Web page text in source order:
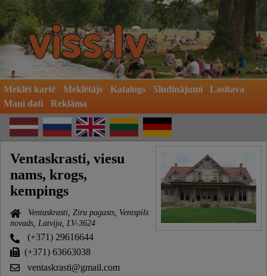
Meklēt kartē Meklētājs Katalogs Sludinājumi
Lasītava
Mani dati
Reklāma
Ventaskrasti, viesu
nams, krogs,
kempings
Ventaskrasti, Ziru pagasts, Ventspils
novads, Latvija, LV-3624
(+371) 29616644
(+371) 63663038
ventaskrasti@gmail.com